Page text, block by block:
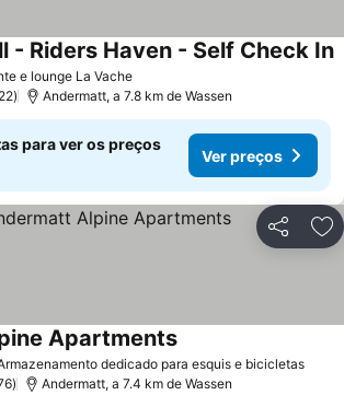
e lounge La Vache
- Riders Haven - Self Check In
Andermatt, a 7.8 km de Wassen
para ver os preços
Ver preços
Partilhar
dedicado para esquis e bicicletas
Apartments
Andermatt, a 7.4 km de Wassen